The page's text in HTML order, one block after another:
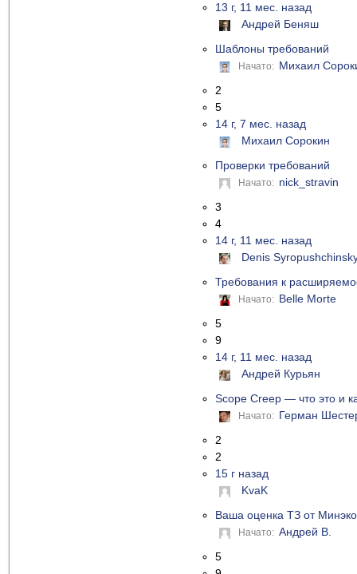
13 г, 11 мес. назад
Андрей Беняш
Шаблоны требований
Начато: Михаил
2
5
14 г, 7 мес. назад
Михаил Сорокин
Проверки требований
Начато: nick_stravin
3
4
14 г, 11 мес. назад
Denis
Требования к
Начато: Belle Morte
5
9
14 г, 11 мес. назад
Андрей Курьян
Scope Creep — что это и
Начато: Герман
2
2
15 г назад
KvaK
Ваша оценка ТЗ от
Начато: Андрей В.
5